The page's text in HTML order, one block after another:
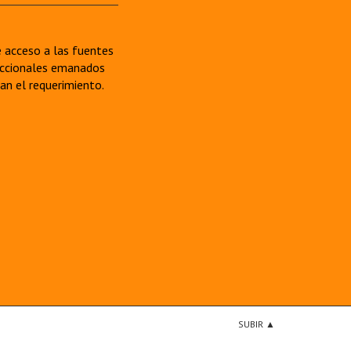
acceso a las fuentes
emanados
el requerimiento.
SUBIR ▲